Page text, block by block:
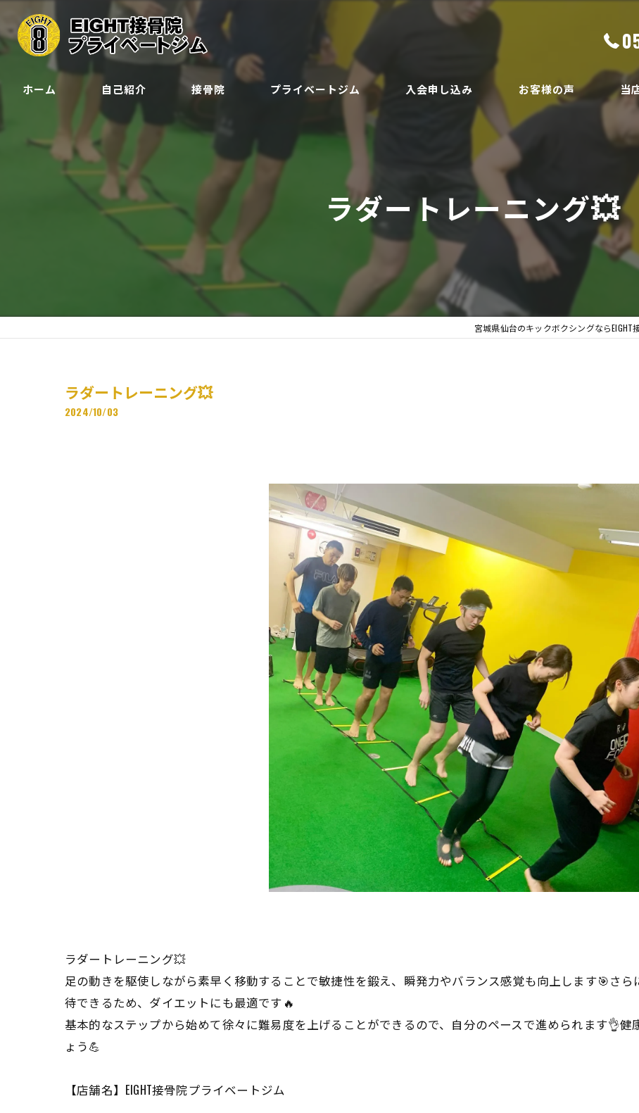
ホーム 自己紹介 接骨院 プライベートジム 入会申し込み お客様の声 当
ボク
ダイ
ボデ
腰痛
ラダートレーニング💥
宮城県仙台のキックボクシングならEIGHT
ラダートレーニング💥
2024/10/03
ラダートレーニング💥
足の動きを駆使しながら素早く移動することで敏捷性を鍛え、瞬発力やバランス感覚も向上します🎯さ
待できるため、ダイエットにも最適です🔥
基本的なステップから始めて徐々に難易度を上げることができるので、自分のペースで進められます👌
ょう💪
【店舗名】EIGHT接骨院プライベートジム